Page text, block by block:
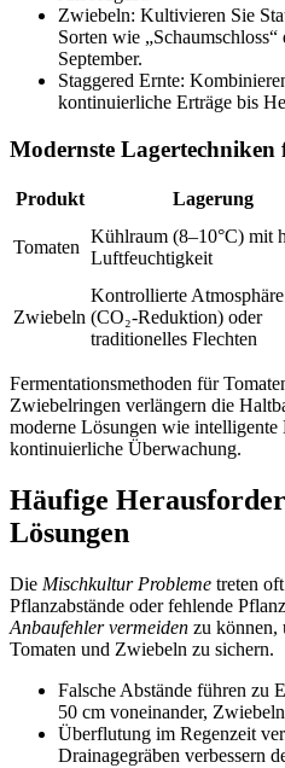
Zwiebeln: Kultivieren Sie
Sorten wie
September.
Staggered Ernte:
kontinuierliche Erträge bis
Modernste
Produkt Lagerung
Tomaten
Kühlraum (8–10°C) mit
Luftfeuchtigkeit
Zwiebeln
Kontrollierte Atmosphäre
(CO₂-Reduktion) oder
traditionelles Flechten
Fermentationsmethoden für
Zwiebelringen verlängern die
moderne Lösungen wie intelligente
kontinuierliche Überwachung.
Häufige
Lösungen
Die Mischkultur Probleme treten
Pflanzabstände oder fehlende
Anbaufehler vermeiden zu können,
Tomaten und Zwiebeln zu sichern.
Falsche Abstände führen zu
50 cm voneinander,
Überflutung im Regenzeit
Drainagegräben verbessern